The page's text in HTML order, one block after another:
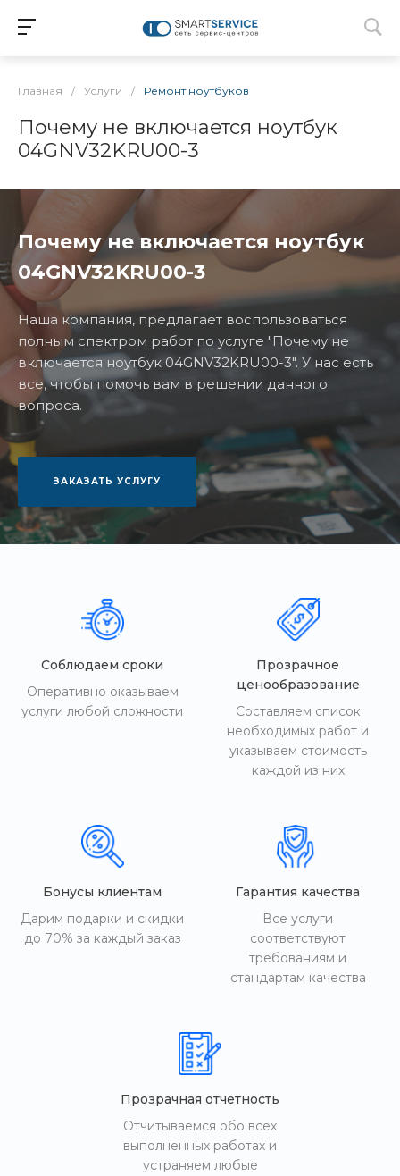
Главная / Услуги / Ремонт ноутбуков
Почему не включается ноутбук
04GNV32KRU00-3
Почему не включается ноутбук
04GNV32KRU00-3
Наша компания, предлагает воспользоваться
полным спектром работ по услуге "Почему не
включается ноутбук 04GNV32KRU00-3". У нас есть
все, чтобы помочь вам в решении данного
вопроса.
ЗАКАЗАТЬ УСЛУГУ
Соблюдаем сроки
Оперативно оказываем
услуги любой сложности
Прозрачное
ценообразование
Составляем список
необходимых работ и
указываем стоимость
каждой из них
Бонусы клиентам
Дарим подарки и скидки
до 70% за каждый заказ
Гарантия качества
Все услуги
соответствуют
требованиям и
стандартам качества
Прозрачная отчетность
Отчитываемся обо всех
выполненных работах и
устраняем любые